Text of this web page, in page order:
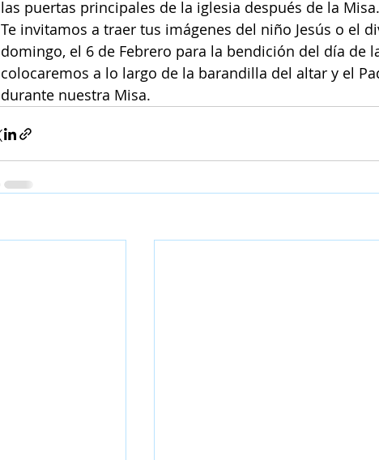
las puertas principales de la iglesia después de la Misa.
Te invitamos a traer tus imágenes del niño Jesús o el
domingo, el 6 de Febrero para la bendición del día de
colocaremos a lo largo de la barandilla del altar y el
durante nuestra Misa.